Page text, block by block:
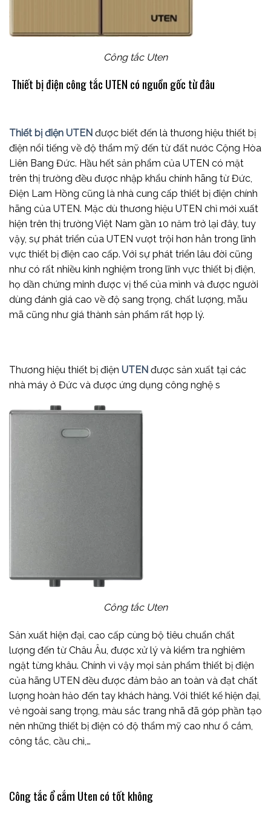
Công tắc Uten
Thiết bị điện công tắc UTEN có nguồn gốc từ đâu
Thiết bị điện UTEN được biết đến là thương hiệu thiết bị
điện nổi tiếng về độ thẩm mỹ đến từ đất nước Cộng Hòa
Liên Bang Đức. Hầu hết sản phẩm của UTEN có mặt
trên thị trường đều được nhập khẩu chính hãng từ Đức,
Điện Lam Hồng cũng là nhà cung cấp thiết bị điện chính
hãng của UTEN. Mặc dù thương hiệu UTEN chỉ mới xuất
hiện trên thị trường Việt Nam gần 10 năm trở lại đây, tuy
vậy, sự phát triển của UTEN vượt trội hơn hẳn trong lĩnh
vực thiết bị điện cao cấp. Với sự phát triển lâu đời cũng
như có rất nhiều kinh nghiệm trong lĩnh vực thiết bị điện,
họ dần chứng minh được vị thế của mình và được người
dùng đánh giá cao về độ sang trọng, chất lượng, mẫu
mã cũng như giá thành sản phẩm rất hợp lý.
Thương hiệu thiết bị điện UTEN được sản xuất tại các
nhà máy ở Đức và được ứng dụng công nghệ s
Công tắc Uten
Sản xuất hiện đại, cao cấp cùng bộ tiêu chuẩn chất
lượng đến từ Châu Âu, được xử lý và kiểm tra nghiêm
ngặt từng khâu. Chính vì vậy mọi sản phẩm thiết bị điện
của hãng UTEN đều được đảm bảo an toàn và đạt chất
lượng hoàn hảo đến tay khách hàng. Với thiết kế hiện đại,
vẻ ngoài sang trọng, màu sắc trang nhã đã góp phần tạo
nên những thiết bị điện có độ thẩm mỹ cao như ổ cắm,
công tắc, cầu chì,…
Công tắc ổ cắm Uten có tốt không